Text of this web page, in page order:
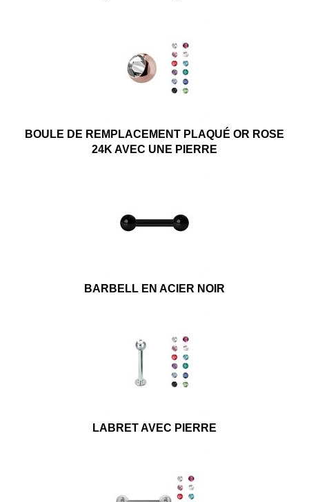
BOULE DE REMPLACEMENT PLAQUÉ OR ROSE
24K AVEC UNE PIERRE
BARBELL EN ACIER NOIR
LABRET AVEC PIERRE